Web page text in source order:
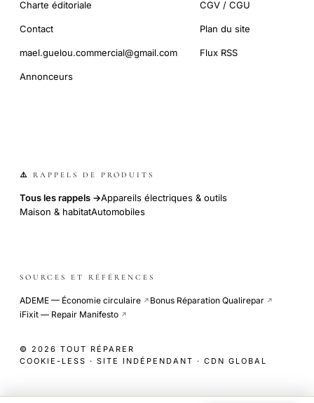
Charte éditoriale
Contact
mael.guelou.commercial@gmail.com
Annonceurs
CGV / CGU
Plan du site
Flux RSS
⚠️ RAPPELS DE PRODUITS
Tous les rappels →Appareils électriques & outils
Maison & habitatAutomobiles
SOURCES ET RÉFÉRENCES
ADEME — Économie circulaire ↗ Bonus Réparation Qualirepar ↗
iFixit — Repair Manifesto ↗
© 2026 TOUT RÉPARER
COOKIE-LESS · SITE INDÉPENDANT · CDN GLOBAL